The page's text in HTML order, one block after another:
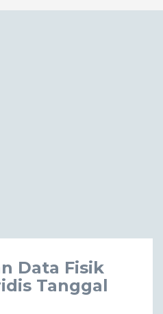
Data Fisik
Tanggal